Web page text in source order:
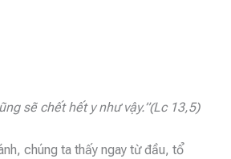
sẽ chết hết y như vậy.”(Lc 13,5)
chúng ta thấy ngay từ đầu, tổ